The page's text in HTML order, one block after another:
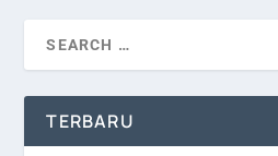
TERBARU